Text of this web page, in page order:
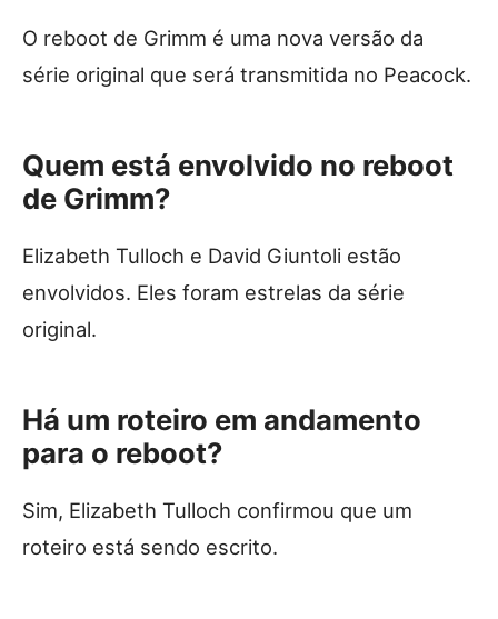
O reboot de Grimm é uma nova versão da
série original que será transmitida no Peacock.
Quem está envolvido no reboot
de Grimm?
Elizabeth Tulloch e David Giuntoli estão
envolvidos. Eles foram estrelas da série
original.
Há um roteiro em andamento
para o reboot?
Sim, Elizabeth Tulloch confirmou que um
roteiro está sendo escrito.